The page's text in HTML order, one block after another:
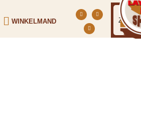
WINKELMAND